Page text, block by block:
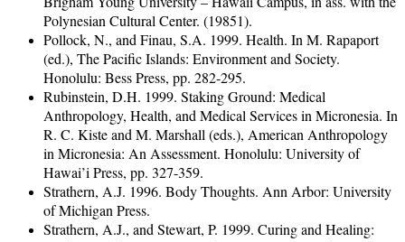
Polynesian Cultural Center. (19851).
Pollock, N., and Finau, S.A. 1999. Health. In M. Rapaport
(ed.), The Pacific Islands: Environment and Society.
Honolulu: Bess Press, pp. 282-295.
Rubinstein, D.H. 1999. Staking Ground: Medical
Anthropology, Health, and Medical Services in Micronesia. In
R. C. Kiste and M. Marshall (eds.), American Anthropology
in Micronesia: An Assessment. Honolulu: University of
Hawai’i Press, pp. 327-359.
Strathern, A.J. 1996. Body Thoughts. Ann Arbor: University
of Michigan Press.
Strathern, A.J., and Stewart, P. 1999. Curing and Healing: